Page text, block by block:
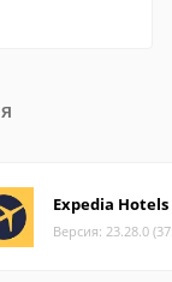
Expedia Hotels
Версия: 23.28.0